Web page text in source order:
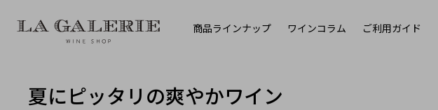
商品ラインナップ ワインコラム ご利用ガイド
夏にピッタリの爽やかワイン